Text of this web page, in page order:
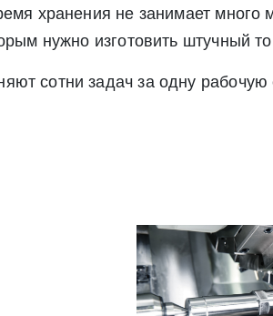
хранения не занимает много
нужно изготовить штучный
сотни задач за одну рабочую
по средством e-mail или СМС
9 Федерального закона от 27 июля
e-mail или СМС